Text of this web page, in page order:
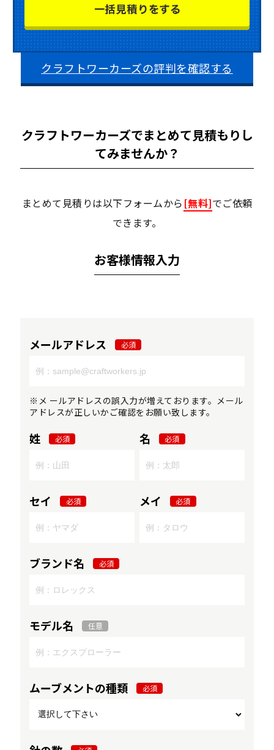
クラフトワーカーズの評判を確認する
クラフトワーカーズでまとめて見積もりし
てみませんか？
まとめて見積りは以下フォームから [無料]でご依頼
できます。
お客様情報入力
メールアドレス 必須
※メ ールアドレスの誤入力が増えております。メール
アドレスが正しいかご確認をお願い致します。
姓 必須 名 必須
セイ 必須 メイ 必須
ブランド名 必須
モデル名 任意
ムーブメントの種類 必須